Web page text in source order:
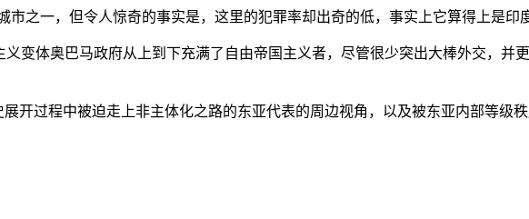
之一，但令人惊奇的事实是，这里的犯罪率却出奇的低，事实上它算得上是印
变体奥巴马政府从上到下充满了自由帝国主义者，尽管很少突出大棒外交，并
开过程中被迫走上非主体化之路的东亚代表的周边视角，以及被东亚内部等级